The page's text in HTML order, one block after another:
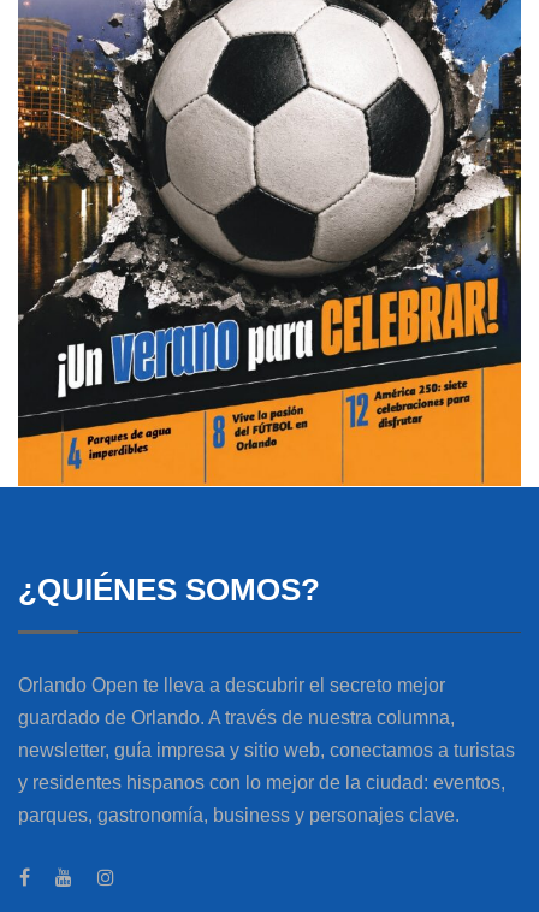
¿QUIÉNES SOMOS?
Orlando Open te lleva a descubrir el secreto mejor
guardado de Orlando. A través de nuestra columna,
newsletter, guía impresa y sitio web, conectamos a turistas
y residentes hispanos con lo mejor de la ciudad: eventos,
parques, gastronomía, business y personajes clave.